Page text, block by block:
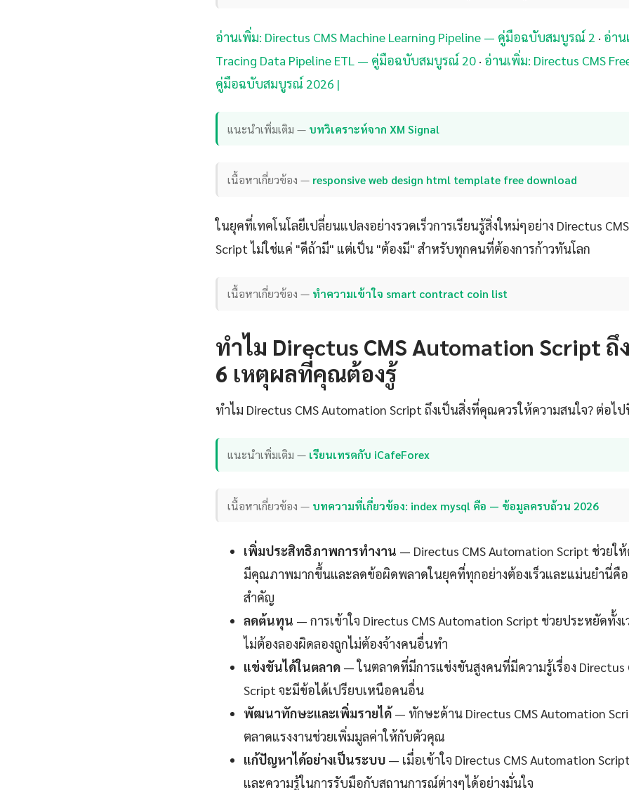
อ่านเพิ่ม: Directus CMS Machine Learning Pipeline — คู่มือฉบับสมบูรณ์ 2 · อ่าน
Tracing Data Pipeline ETL — คู่มือฉบับสมบูรณ์ 20 · อ่านเพิ่ม: Directus CMS
คู่มือฉบับสมบูรณ์ 2026 |
แนะนำเพิ่มเติม — บทวิเคราะห์จาก XM Signal
เนื้อหาเกี่ยวข้อง — responsive web design html template free download
ในยุคที่เทคโนโลยีเปลี่ยนแปลงอย่างรวดเร็วการเรียนรู้สิ่งใหม่ๆอย่าง Directus
Script ไม่ใช่แค่ "ดีถ้ามี" แต่เป็น "ต้องมี" สำหรับทุกคนที่ต้องการก้าวทันโลก
เนื้อหาเกี่ยวข้อง — ทำความเข้าใจ smart contract coin list
ทำไม Directus CMS Automation Script
6 เหตุผลที่คุณต้องรู้
ทำไม Directus CMS Automation Script ถึงเป็นสิ่งที่คุณควรให้ความสนใจ? ต่อไ
แนะนำเพิ่มเติม — เรียนเทรดกับ iCafeForex
เนื้อหาเกี่ยวข้อง — บทความที่เกี่ยวข้อง: index mysql คือ — ข้อมูลครบถ้วน 2026
เพิ่มประสิทธิภาพการทำงาน — Directus CMS Automation Script ช่วยใ
มีคุณภาพมากขึ้นและลดข้อผิดพลาดในยุคที่ทุกอย่างต้องเร็วและแม่นยำนี่คื
สำคัญ
ลดต้นทุน — การเข้าใจ Directus CMS Automation Script ช่วยประหยัดทั้ง
ไม่ต้องลองผิดลองถูกไม่ต้องจ้างคนอื่นทำ
แข่งขันได้ในตลาด — ในตลาดที่มีการแข่งขันสูงคนที่มีความรู้เรื่อง Directus
Script จะมีข้อได้เปรียบเหนือคนอื่น
พัฒนาทักษะและเพิ่มรายได้— ทักษะด้าน Directus CMS Automation
ตลาดแรงงานช่วยเพิ่มมูลค่าให้กับตัวคุณ
แก้ปัญหาได้อย่างเป็นระบบ — เมื่อเข้าใจ Directus CMS Automation
และความรู้ในการรับมือกับสถานการณ์ต่างๆได้อย่างมั่นใจ